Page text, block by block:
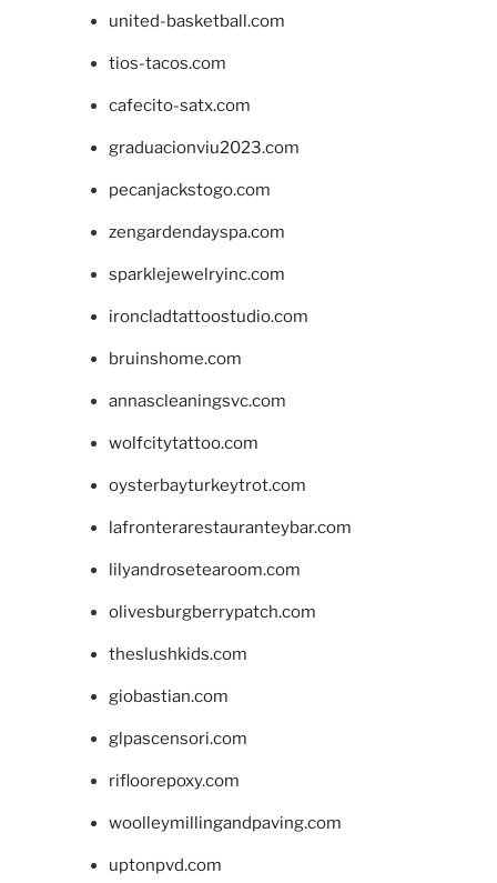
united-basketball.com
tios-tacos.com
cafecito-satx.com
graduacionviu2023.com
pecanjackstogo.com
zengardendayspa.com
sparklejewelryinc.com
ironcladtattoostudio.com
bruinshome.com
annascleaningsvc.com
wolfcitytattoo.com
oysterbayturkeytrot.com
lafronterarestauranteybar.com
lilyandrosetearoom.com
olivesburgberrypatch.com
theslushkids.com
giobastian.com
glpascensori.com
rifloorepoxy.com
woolleymillingandpaving.com
uptonpvd.com